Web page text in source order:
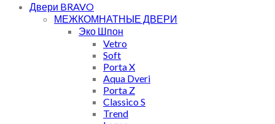
Двери BRAVO
МЕЖКОМНАТНЫЕ ДВЕРИ
Эко Шпон
Vetro
Soft
Porta X
Aqua Dveri
Porta Z
Classico S
Trend